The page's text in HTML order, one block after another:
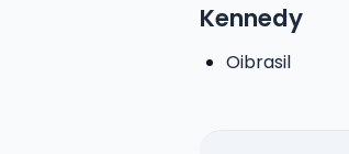
Kennedy
Oibrasil